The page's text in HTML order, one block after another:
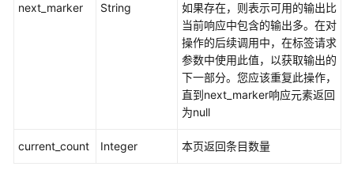
列
ApplicationAssignment
序
next_marker String
如果存在，则表示可用的输出比
当前响应中包含的输出多。在对
操作的后续调用中，在标签请求
参数中使用此值，以获取输出的
下一部分。您应该重复此操作，
直到next_marker响应元素返回
为null
current_count Integer 本页返回条目数量